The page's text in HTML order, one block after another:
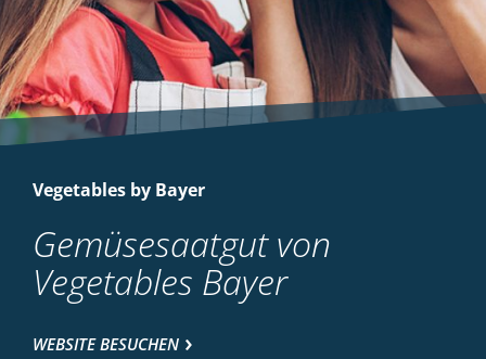
Vegetables by Bayer
Gemüsesaatgut von
Vegetables Bayer
WEBSITE BESUCHEN